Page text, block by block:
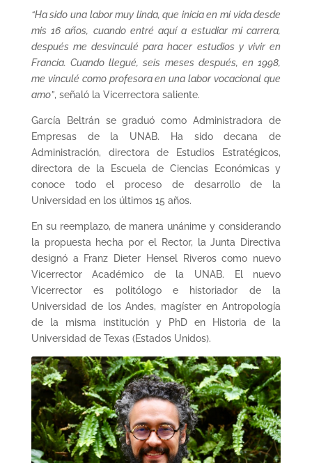
“Ha sido una labor muy linda, que inicia en mi vida desde
mis 16 años, cuando entré aquí a estudiar mi carrera,
después me desvinculé para hacer estudios y vivir en
Francia. Cuando llegué, seis meses después, en 1998,
me vinculé como profesora en una labor vocacional que
amo”, señaló la Vicerrectora saliente.
García Beltrán se graduó como Administradora de
Empresas de la UNAB. Ha sido decana de
Administración, directora de Estudios Estratégicos,
directora de la Escuela de Ciencias Económicas y
conoce todo el proceso de desarrollo de la
Universidad en los últimos 15 años.
En su reemplazo, de manera unánime y considerando
la propuesta hecha por el Rector, la Junta Directiva
designó a Franz Dieter Hensel Riveros como nuevo
Vicerrector Académico de la UNAB. El nuevo
Vicerrector es politólogo e historiador de la
Universidad de los Andes, magíster en Antropología
de la misma institución y PhD en Historia de la
Universidad de Texas (Estados Unidos).